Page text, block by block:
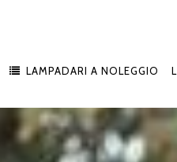
LAMPADARI A NOLEGGIO